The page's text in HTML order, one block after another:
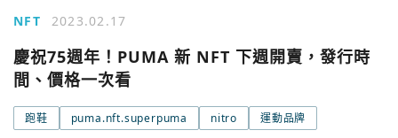
NFT 2023.02.17
慶祝75週年！PUMA 新 NFT 下週開賣，發行時
間、價格一次看
跑鞋 puma.nft.superpuma nitro 運動品牌
今日熱門
今日熱門
關閉